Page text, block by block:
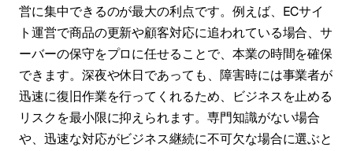
営に集中できるのが最大の利点です。例えば、ECサイ
ト運営で商品の更新や顧客対応に追われている場合、サ
ーバーの保守をプロに任せることで、本業の時間を確保
できます。深夜や休日であっても、障害時には事業者が
迅速に復旧作業を行ってくれるため、ビジネスを止める
リスクを最小限に抑えられます。専門知識がない場合
や、迅速な対応がビジネス継続に不可欠な場合に選ぶと